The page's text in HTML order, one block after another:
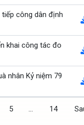
công dân định
khai công tác đo
nhân Kỷ niệm 79
5 … 14